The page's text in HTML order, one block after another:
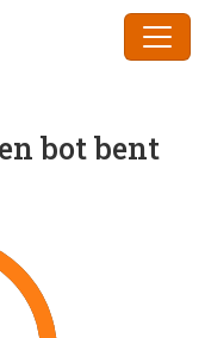
bot bent